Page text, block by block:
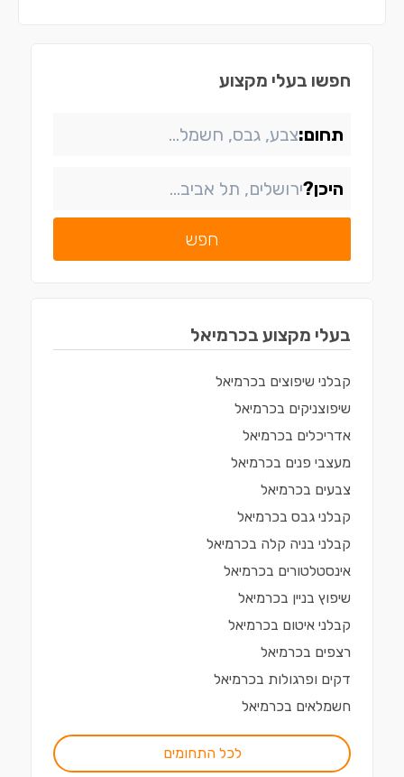
חפשו בעלי מקצוע
תחום:
היכן?
חפש
בעלי מקצוע בכרמיאל
קבלני שיפוצים בכרמיאל
שיפוצניקים בכרמיאל
אדריכלים בכרמיאל
מעצבי פנים בכרמיאל
צבעים בכרמיאל
קבלני גבס בכרמיאל
קבלני בניה קלה בכרמיאל
אינסטלטורים בכרמיאל
שיפוץ בניין בכרמיאל
קבלני איטום בכרמיאל
רצפים בכרמיאל
דקים ופרגולות בכרמיאל
חשמלאים בכרמיאל
לכל התחומים